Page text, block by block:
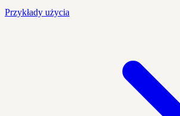
Przykłady użycia